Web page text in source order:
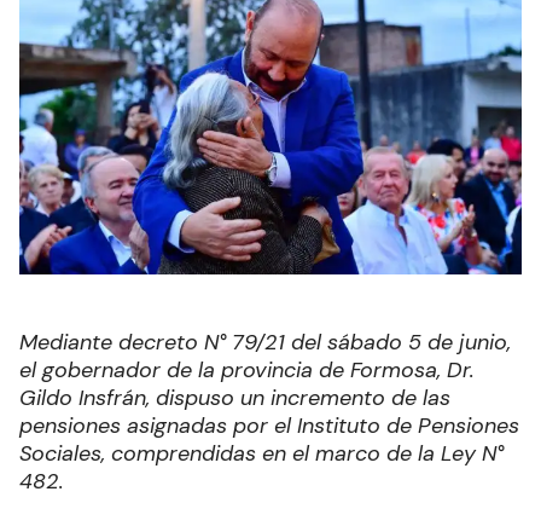
Mediante decreto N° 79/21 del sábado 5 de junio,
el gobernador de la provincia de Formosa, Dr.
Gildo Insfrán, dispuso un incremento de las
pensiones asignadas por el Instituto de Pensiones
Sociales, comprendidas en el marco de la Ley N°
482.